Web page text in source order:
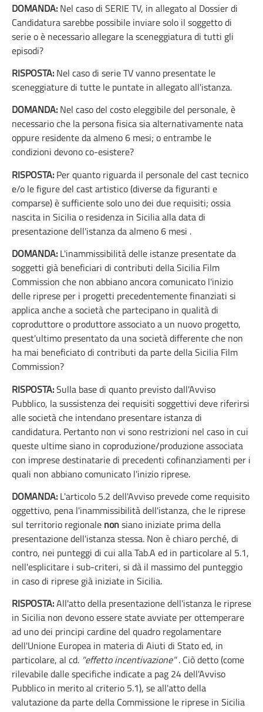
DOMANDA: Nel caso di SERIE TV, in allegato al Dossier di
Candidatura sarebbe possibile inviare solo il soggetto di
serie o è necessario allegare la sceneggiatura di tutti gli
episodi?
RISPOSTA: Nel caso di serie TV vanno presentate le
sceneggiature di tutte le puntate in allegato all'istanza.
DOMANDA: Nel caso del costo eleggibile del personale, è
necessario che la persona fisica sia alternativamente nata
oppure residente da almeno 6 mesi; o entrambe le
condizioni devono co-esistere?
RISPOSTA: Per quanto riguarda il personale del cast tecnico
e/o le figure del cast artistico (diverse da figuranti e
comparse) è sufficiente solo uno dei due requisiti; ossia
nascita in Sicilia o residenza in Sicilia alla data di
presentazione dell'istanza da almeno 6 mesi .
DOMANDA: L'inammissibilità delle istanze presentate da
soggetti già beneficiari di contributi della Sicilia Film
Commission che non abbiano ancora comunicato l'inizio
delle riprese per i progetti precedentemente finanziati si
applica anche a società che partecipano in qualità di
coproduttore o produttore associato a un nuovo progetto,
quest'ultimo presentato da una società differente che non
ha mai beneficiato di contributi da parte della Sicilia Film
Commission?
RISPOSTA:Sulla base di quanto previsto dall'Avviso
Pubblico, la sussistenza dei requisiti soggettivi deve riferirsi
alle società che intendano presentare istanza di
candidatura. Pertanto non vi sono restrizioni nel caso in cui
queste ultime siano in coproduzione/produzione associata
con imprese destinatarie di precedenti cofinanziamenti per i
quali non abbiano comunicato l'inizio riprese.
DOMANDA: L'articolo 5.2 dell'Avviso prevede come requisito
oggettivo, pena l'inammissibilità dell'istanza, che le riprese
sul territorio regionale nonsiano iniziate prima della
presentazione dell'istanza stessa. Non è chiaro perché, di
contro, nei punteggi di cui alla Tab.A ed in particolare al 5.1,
nell'esplicitare i sub-criteri, si dà il massimo del punteggio
in caso di riprese già iniziate in Sicilia.
RISPOSTA:All'atto della presentazione dell'istanza le riprese
in Sicilia non devono essere state avviate per ottemperare
ad uno dei principi cardine del quadro regolamentare
dell'Unione Europea in materia di Aiuti di Stato ed, in
particolare, al cd. "effetto incentivazione". Ciò detto (come
rilevabile dalle specifiche indicate a pag 24 dell'Avviso
Pubblico in merito al criterio 5.1), se all'atto della
valutazione da parte della Commissione le riprese in Sicilia